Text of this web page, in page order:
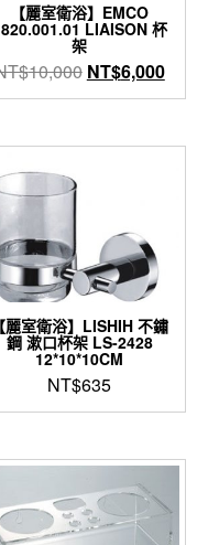
。
【麗室衛浴】EMCO
LIAISON 杯
架
10,000 原
始
格：
NT$6,000目
前
格：
【麗室衛浴】LISHIH 不鏽
鋼 漱口杯架 LS-2428
12*10*10CM
NT$635